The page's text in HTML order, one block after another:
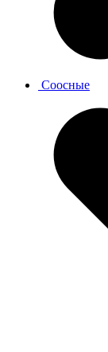
Соосные